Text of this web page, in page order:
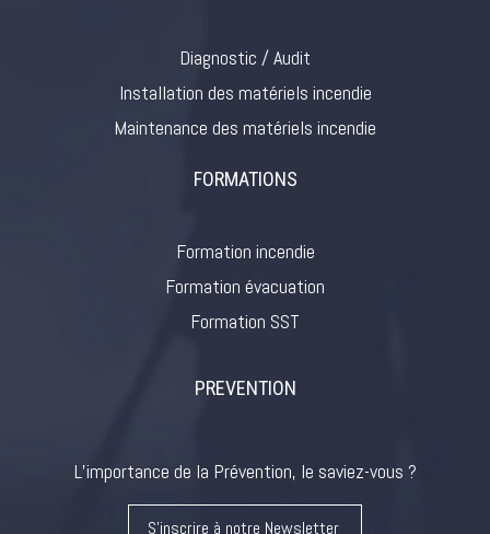
Diagnostic / Audit
Installation des matériels incendie
Maintenance des matériels incendie
FORMATIONS
Formation incendie
Formation évacuation
Formation SST
PREVENTION
L’importance de la Prévention, le saviez-vous ?
S'inscrire à notre Newsletter